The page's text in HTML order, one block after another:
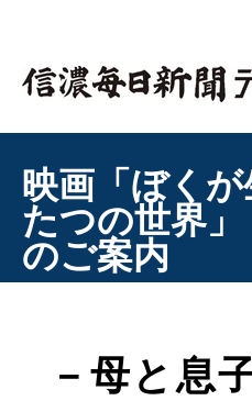
映画「ぼく
たつの世界
のご案内
－母と息